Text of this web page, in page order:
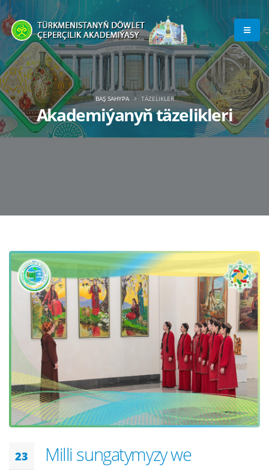
Akademiýanyň täzelikleri
BAŞ SAHYPA TÄZELIKLER
23
Milli sungatymyzy we